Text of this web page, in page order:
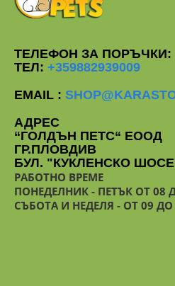
ТЕЛЕФОН ЗА ПОРЪЧКИ:
ТЕЛ: +359882939009
EMAIL :
АДРЕС
“ГОЛДЪН ПЕТС“ ЕООД
ГР.ПЛОВДИВ
БУЛ. "КУКЛЕНСКО
РАБОТНО ВРЕМЕ
ПОНЕДЕЛНИК - ПЕТЪК ОТ 08
СЪБОТА И НЕДЕЛЯ - ОТ 09 ДО